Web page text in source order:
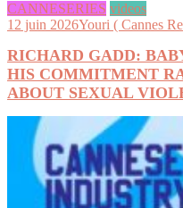
CANNESERIES videos
12 juin 2026Youri ( Cannes
RICHARD GADD:
HIS COMMITMENT
ABOUT SEXUAL